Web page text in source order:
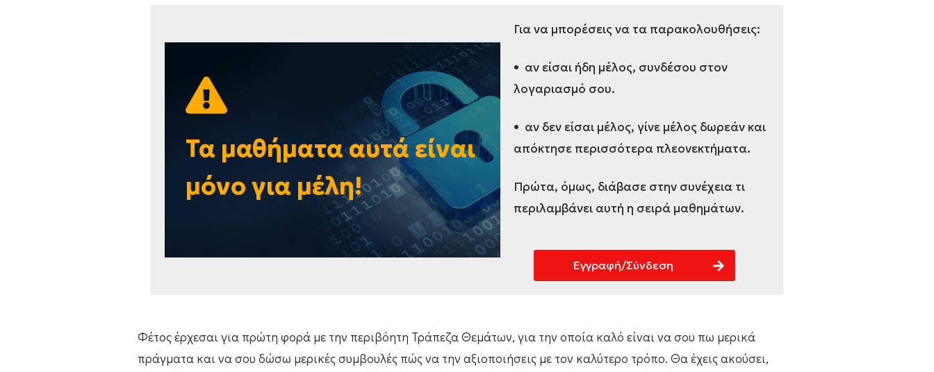
Τα μαθήματα αυτά είναι
μόνο για μέλη!
Για να μπορέσεις να τα παρακολουθήσεις:
• αν είσαι ήδη μέλος, συνδέσου στον
λογαριασμό σου.
• αν δεν είσαι μέλος, γίνε μέλος δωρεάν και
απόκτησε περισσότερα πλεονεκτήματα.
Πρώτα, όμως, διάβασε στην συνέχεια τι
περιλαμβάνει αυτή η σειρά μαθημάτων.
Εγγραφή/Σύνδεση
Φέτος έρχεσαι για πρώτη φορά με την περιβόητη Τράπεζα Θεμάτων, για την οποία καλό είναι να σου πω μερικά
πράγματα και να σου δώσω μερικές συμβουλές πώς να την αξιοποιήσεις με τον καλύτερο τρόπο. Θα έχεις ακούσει,